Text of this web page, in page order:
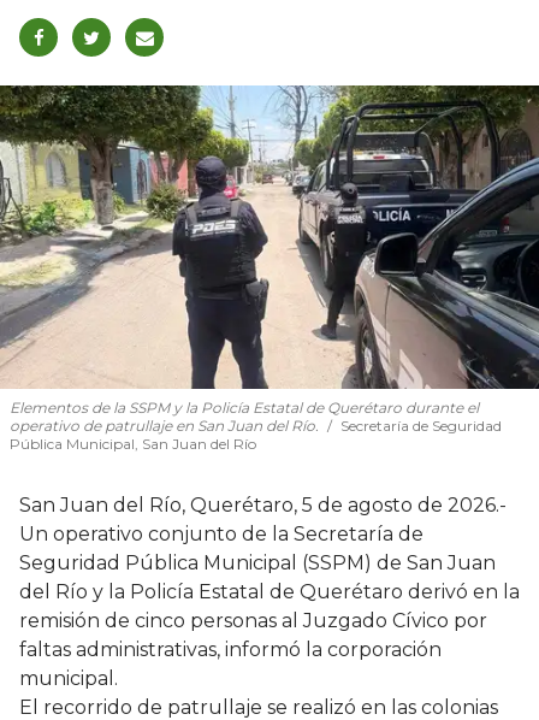
Elementos de la SSPM y la Policía Estatal de Querétaro durante el
operativo de patrullaje en San Juan del Río.
Secretaría de Seguridad
Pública Municipal, San Juan del Río
San Juan del Río, Querétaro, 5 de agosto de 2026.-
Un operativo conjunto de la Secretaría de
Seguridad Pública Municipal (SSPM) de San Juan
del Río y la Policía Estatal de Querétaro derivó en la
remisión de cinco personas al Juzgado Cívico por
faltas administrativas, informó la corporación
municipal.
El recorrido de patrullaje se realizó en las colonias